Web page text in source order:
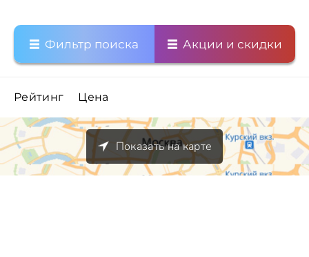
Фильтр поиска Акции и скидки
Рейтинг Цена
Показать на карте